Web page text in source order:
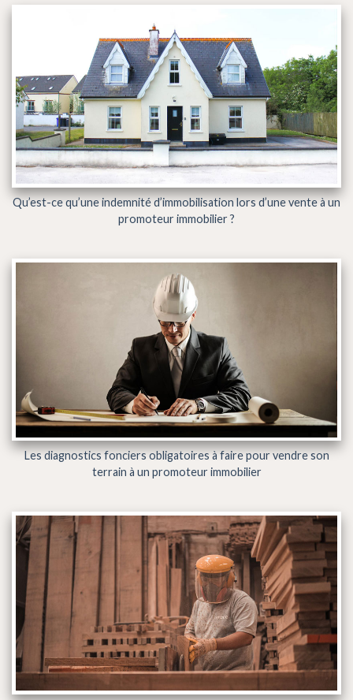
Qu’est-ce qu’une indemnité d’immobilisation lors d’une vente à un
promoteur immobilier ?
Les diagnostics fonciers obligatoires à faire pour vendre son
terrain à un promoteur immobilier